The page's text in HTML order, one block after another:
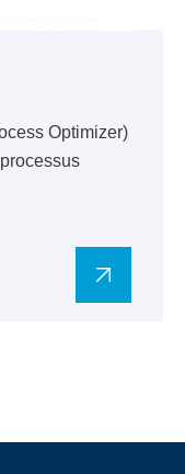
Optimizer)